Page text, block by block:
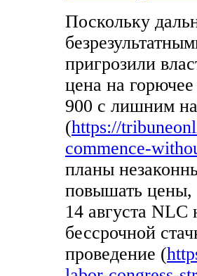
Поскольку
пригрозили
цена на
900 с лишним
(https://
commence-
планы
повышать цены,
14 августа
бессрочной
проведение (